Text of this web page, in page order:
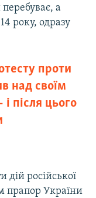
а
року, одразу
проти
над своїм
після цього
дій російської
прапор України